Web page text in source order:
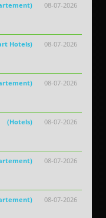
08-07-2026
08-07-2026
Hotels)
08-07-2026
08-07-2026
(Hotels)
08-07-2026
08-07-2026